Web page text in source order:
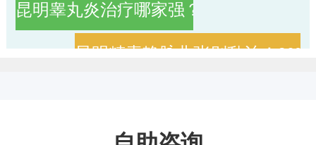
昆明睾丸炎治疗哪家强？这5家医院口
昆明精索静脉曲张别乱治！
昆明早泄治疗首选方法，